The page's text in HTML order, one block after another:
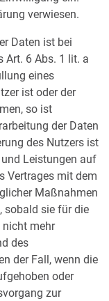
verwiesen.
Daten ist bei
Art. 6 Abs. 1 lit. a
eines
ist oder der
so ist
der Daten
des Nutzers ist
Leistungen auf
Vertrages mit dem
Maßnahmen
sobald sie für die
nicht mehr
des
der Fall, wenn die
oder
zur